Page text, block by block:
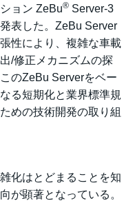
ョン ZeBu® Server-3
表した。ZeBu Server
性により、複雑な車載
/修正メカニズムの探
のZeBu Serverをベー
る短期化と業界標準規
めの技術開発の取り組
化はとどまることを知
が顕著となっている。